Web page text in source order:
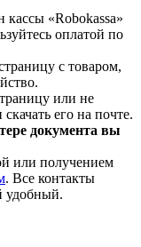
кассы «Robokassa»
оплатой по
с товаром,
или не
его на почте.
документа вы
или получением
. Все контакты
удобный.